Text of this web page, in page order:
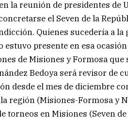
la reunión de presidentes de
el Seven de la
Quienes sucedería a
estuvo presente en esa
de Misiones y Formosa
Bedoya será revisor de
desde el mes de diciembre
región (Misiones-Formosa y
torneos en Misiones (Seven